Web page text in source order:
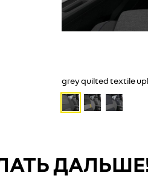
grey quilted textile